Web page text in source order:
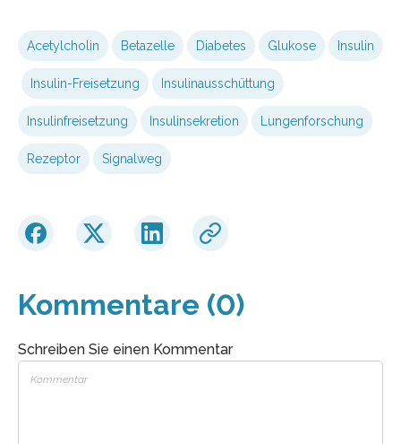
Acetylcholin Betazelle Diabetes Glukose Insulin
Insulin-Freisetzung Insulinausschüttung
Insulinfreisetzung Insulinsekretion Lungenforschung
Rezeptor Signalweg
Kommentare (0)
Schreiben Sie einen Kommentar